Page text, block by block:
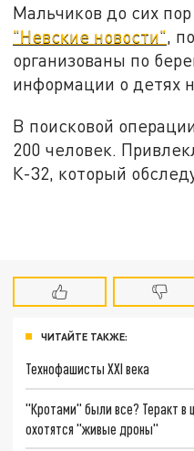
Мальчиков до сих
"Невские новости",
организованы по
информации о детях
В поисковой
200 человек.
К-32, который
ЧИТАЙТЕ ТАКЖЕ:
Технофашисты XXI века
"Кротами" были все? Теракт в
охотятся "живые дроны"